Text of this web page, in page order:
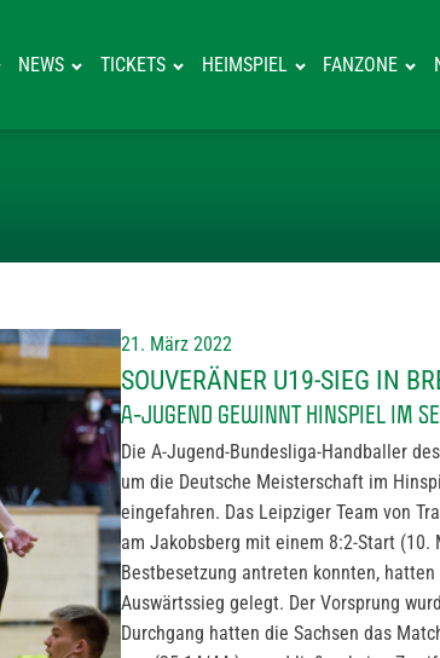
NEWS TICKETS HEIMSPIEL FANZONE
21. März 2022
SOUVERÄNER U19-SIEG IN
A-JUGEND GEWINNT HINSPIEL IM
Die A-Jugend-Bundesliga-Handballer
um die Deutsche Meisterschaft im
eingefahren. Das Leipziger Team von
am Jakobsberg mit einem 8:2-Start
Bestbesetzung antreten konnten,
Auswärtssieg gelegt. Der Vorsprung
Durchgang hatten die Sachsen das